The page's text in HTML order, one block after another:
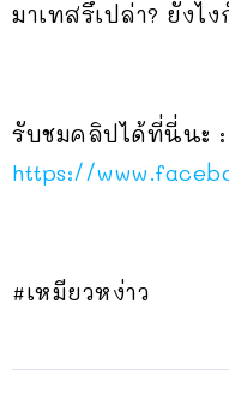
มาเทสรึเปล่า? ยังไ
รับชมคลิปได้ที่นี่นะ :
https://
#เหมียวหง่าว